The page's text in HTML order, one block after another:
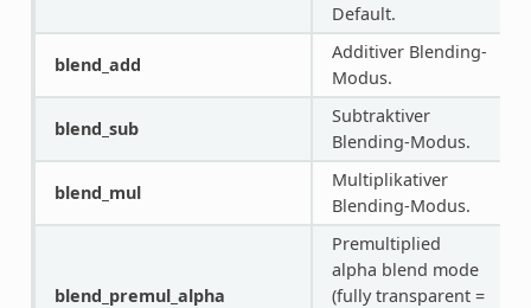
Default.
blend_add
Additiver Blending-
Modus.
blend_sub
Subtraktiver
Blending-Modus.
blend_mul
Multiplikativer
Blending-Modus.
blend_premul_alpha
Premultiplied
alpha blend mode
(fully transparent =